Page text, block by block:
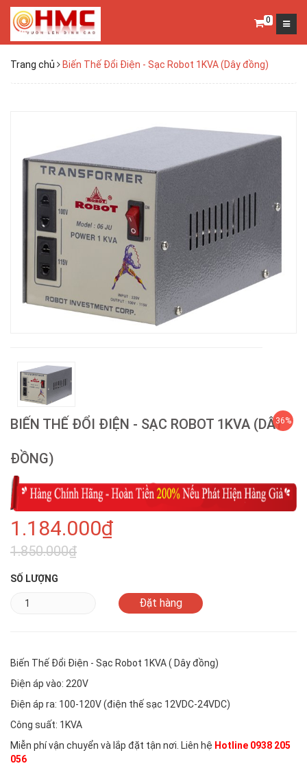
0
Trang chủ Biến Thế Đổi Điện - Sạc Robot 1KVA (Dây đồng)
BIẾN THẾ ĐỔI ĐIỆN - SẠC ROBOT 1KVA (DÂY
ĐỒNG)
1.184.000₫
1.850.000₫
36%
SỐ LƯỢNG
Biến Thế Đổi Điện - Sạc Robot 1KVA ( Dây đồng)
Điện áp vào: 220V
Điện áp ra: 100-120V (điện thế sạc 12VDC-24VDC)
Công suất: 1KVA
Miễn phí vận chuyển và lắp đặt tận nơi. Liên hệ Hotline 0938 205
056